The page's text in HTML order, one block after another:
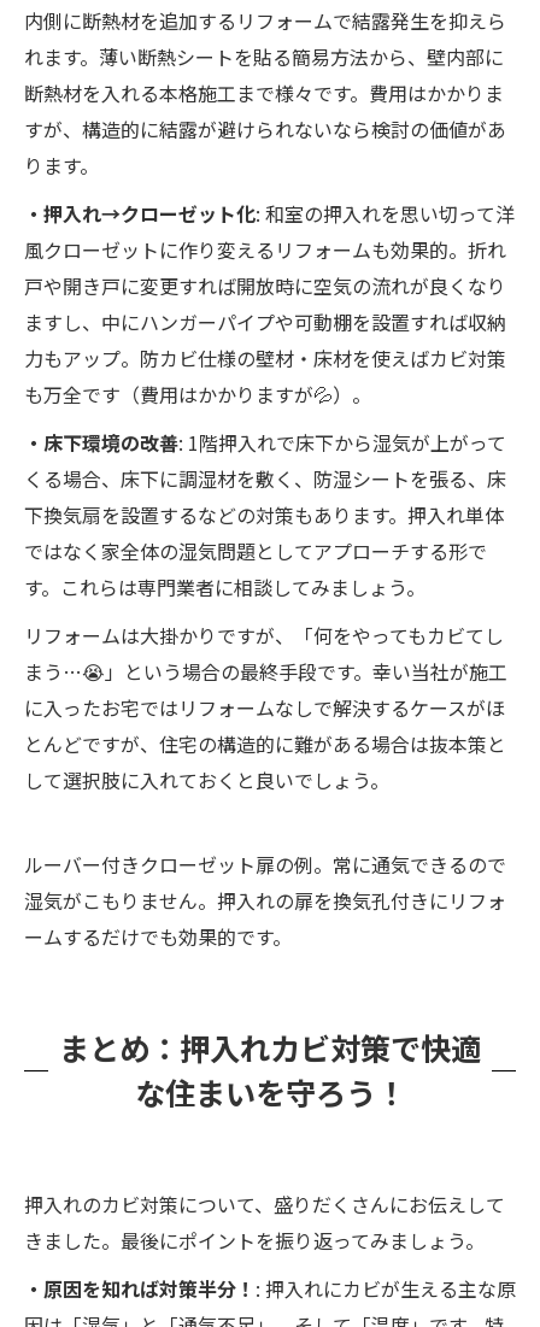
内側に断熱材を追加するリフォームで結露発生を抑えら
れます。薄い断熱シートを貼る簡易方法から、壁内部に
断熱材を入れる本格施工まで様々です。費用はかかりま
すが、構造的に結露が避けられないなら検討の価値があ
ります。
・押入れ→クローゼット化: 和室の押入れを思い切って洋
風クローゼットに作り変えるリフォームも効果的。折れ
戸や開き戸に変更すれば開放時に空気の流れが良くなり
ますし、中にハンガーパイプや可動棚を設置すれば収納
力もアップ。防カビ仕様の壁材・床材を使えばカビ対策
も万全です（費用はかかりますが💦）。
・床下環境の改善: 1階押入れで床下から湿気が上がって
くる場合、床下に調湿材を敷く、防湿シートを張る、床
下換気扇を設置するなどの対策もあります。押入れ単体
ではなく家全体の湿気問題としてアプローチする形で
す。これらは専門業者に相談してみましょう。
リフォームは大掛かりですが、「何をやってもカビてし
まう…😭」という場合の最終手段です。幸い当社が施工
に入ったお宅ではリフォームなしで解決するケースがほ
とんどですが、住宅の構造的に難がある場合は抜本策と
して選択肢に入れておくと良いでしょう。
ルーバー付きクローゼット扉の例。常に通気できるので
湿気がこもりません。押入れの扉を換気孔付きにリフォ
ームするだけでも効果的です。
まとめ：押入れカビ対策で快適
な住まいを守ろう！
押入れのカビ対策について、盛りだくさんにお伝えして
きました。最後にポイントを振り返ってみましょう。
・原因を知れば対策半分！ : 押入れにカビが生える主な原